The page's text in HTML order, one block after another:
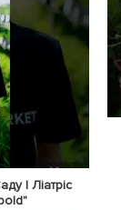
| Ліатріс